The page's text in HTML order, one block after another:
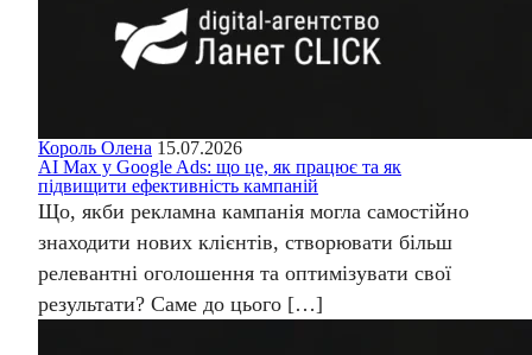
Король Олена 15.07.2026
AI Max у Google Ads: що це, як працює та як
підвищити ефективність кампаній
Що, якби рекламна кампанія могла самостійно
знаходити нових клієнтів, створювати більш
релевантні оголошення та оптимізувати свої
результати? Саме до цього […]